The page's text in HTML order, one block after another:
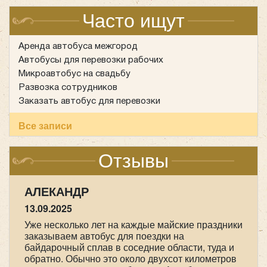
Часто ищут
Аренда автобуса межгород
Автобусы для перевозки рабочих
Микроавтобус на свадьбу
Развозка сотрудников
Заказать автобус для перевозки
Все записи
Отзывы
АЛЕКАНДР
13.09.2025
Уже несколько лет на каждые майские праздники
заказываем автобус для поездки на
байдарочный сплав в соседние области, туда и
обратно. Обычно это около двухсот километров
стоек, которые могут быть источником
вторичных травм при боковом столкновении.
Если поездка длительная, стоит обратить внимание и
на комфорт: регулируемые спинки, подлокотники,
Количество мест:
Sollers Atlant